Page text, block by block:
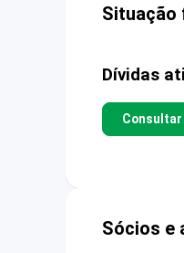
Situação
Dívidas
Consultar
Sócios e